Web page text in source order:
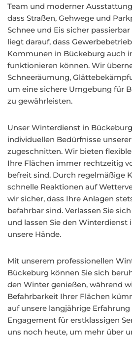
Team und moderner
dass Straßen, Gehwege und
Schnee und Eis sicher
liegt darauf, dass
Kommunen in Bückeburg auch
funktionieren können. Wir
Schneeräumung,
um eine sichere Umgebung für
zu gewährleisten.
Unser Winterdienst in
individuellen Bedürfnisse
zugeschnitten. Wir bieten
Ihre Flächen immer rechtzeitig
befreit sind. Durch regelmäßige
schnelle Reaktionen auf
wir sicher, dass Ihre Anlagen
befahrbar sind. Verlassen Sie
und lassen Sie den Winterdienst
unsere Hände.
Mit unserem professionellen
Bückeburg können Sie sich
den Winter genießen, während
Befahrbarkeit Ihrer Flächen
auf unsere langjährige
Engagement für erstklassigen
uns noch heute, um mehr über